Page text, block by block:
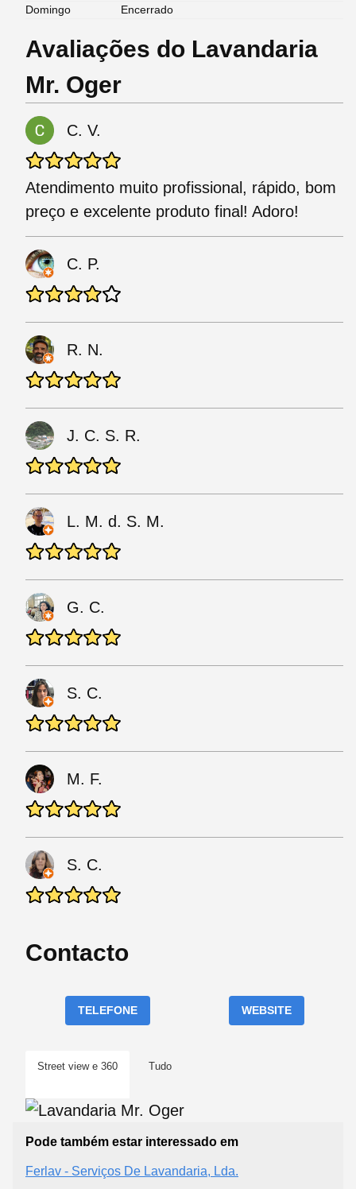
Domingo Encerrado
Avaliações do Lavandaria
Mr. Oger
C. V.
Atendimento muito profissional, rápido, bom
preço e excelente produto final! Adoro!
C. P.
R. N.
J. C. S. R.
L. M. d. S. M.
G. C.
S. C.
M. F.
S. C.
Contacto
TELEFONE WEBSITE
Street view e 360 Tudo
Pode também estar interessado em
Ferlav - Serviços De Lavandaria, Lda.